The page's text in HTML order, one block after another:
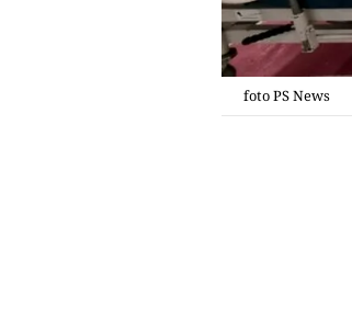
foto PS News